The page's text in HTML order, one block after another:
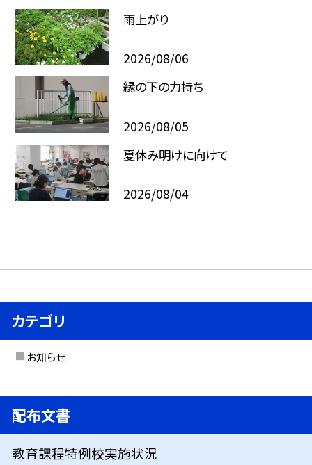
雨上がり
2026/08/06
縁の下の力持ち
2026/08/05
夏休み明けに向けて
2026/08/04
カテゴリ
お知らせ
配布文書
教育課程特例校実施状況